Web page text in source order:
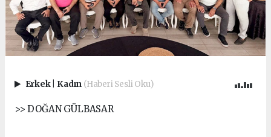
Erkek Kadın (Haberi Sesli Oku)
>> DOĞAN GÜLBASAR